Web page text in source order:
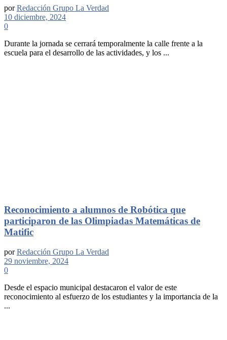
por Redacción Grupo La Verdad
10 diciembre, 2024
0
Durante la jornada se cerrará temporalmente la calle frente a la
escuela para el desarrollo de las actividades, y los ...
Reconocimiento a alumnos de Robótica que
participaron de las Olimpiadas Matemáticas de
Matific
por Redacción Grupo La Verdad
29 noviembre, 2024
0
Desde el espacio municipal destacaron el valor de este
reconocimiento al esfuerzo de los estudiantes y la importancia de la
...